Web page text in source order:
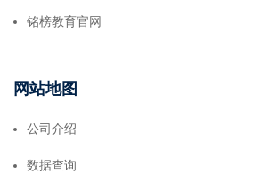
铭榜教育官网
网站地图
公司介绍
数据查询